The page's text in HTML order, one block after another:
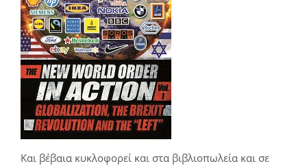
Και βέβαια κυκλοφορεί και στα βιβλιοπωλεία και σε